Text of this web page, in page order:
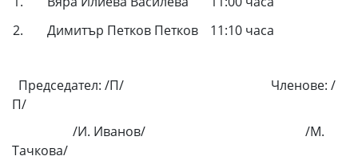
2.
Димитър Петков Петков 11:10 часа
Председател: /П/ Членове: /
П/
/И. Иванов/ /М.
Тачкова/